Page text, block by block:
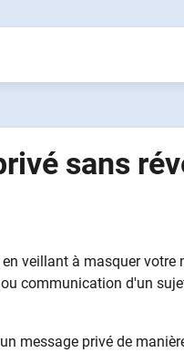
sans
veillant à masquer
communication d'un
message privé de